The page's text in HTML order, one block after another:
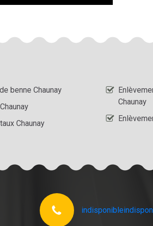
benne Chaunay
Chaunay
Chaunay
indisponible